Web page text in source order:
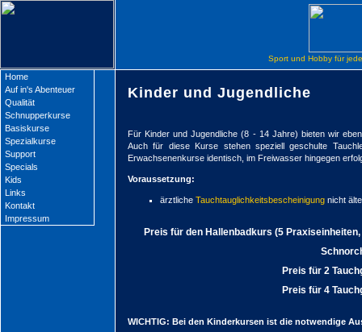
Sport und Hobby für
Kinder und Jugendliche
Für Kinder und Jugendliche (8 - 14 Jahre) bieten wir
Auch für diese Kurse stehen speziell geschulte
Erwachsenenkurse identisch, im Freiwasser hingegen
Voraussetzung:
ärztliche Tauchtauglichkeitsbescheinigung nicht
Preis für den Hallenbadkurs (5
Preis für 2
Preis für 4
WICHTIG: Bei den Kinderkursen ist die notwendige
Home
Auf in's Abenteuer
Qualität
Schnupperkurse
Basiskurse
Spezialkurse
Support
Specials
Kids
Links
Kontakt
Impressum